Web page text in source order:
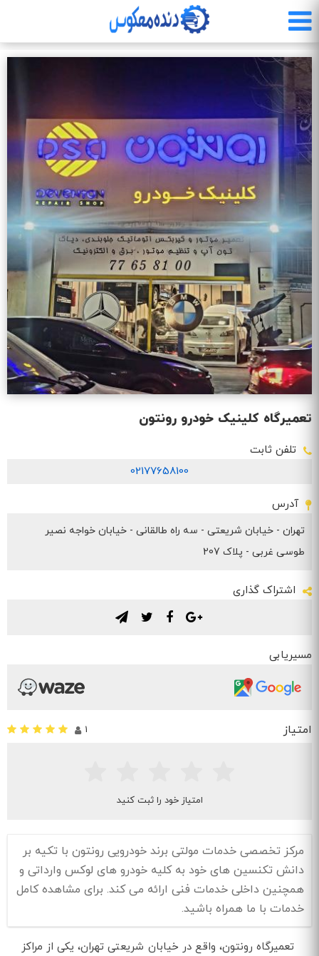
محتوای
تعمیرگاه کلینیک خودرو رونتون
تلفن ثابت
02177658100
آدرس
تهران - خیابان شریعتی - سه راه طالقانی - خیابان خواجه نصیر
طوسی غربی - پلاک 207
اشتراک گذاری
. . .
مسیریابی
1 امتیاز
امتیاز خود را ثبت کنید
مرکز تخصصی خدمات مولتی برند خودرویی رونتون با تکیه بر
دانش تکنسین های خود به کلیه خودرو های لوکس وارداتی و
همچنین داخلی خدمات فنی ارائه می کند. برای مشاهده کامل
خدمات با ما همراه باشید.
تعمیرگاه رونتون، واقع در خیابان شریعتی تهران، یکی از مراکز